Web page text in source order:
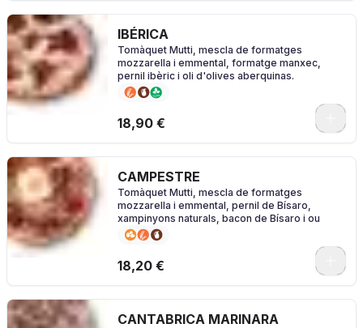
IBÉRICA
Tomàquet Mutti, mescla de formatges
mozzarella i emmental, formatge manxec,
pernil ibèric i oli d'olives aberquinas.
18,90 €
CAMPESTRE
Tomàquet Mutti, mescla de formatges
mozzarella i emmental, pernil de Bísaro,
xampinyons naturals, bacon de Bísaro i ou
18,20 €
CANTABRICA MARINARA